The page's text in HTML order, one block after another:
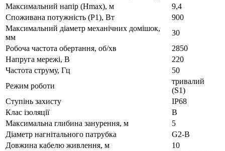
Максимальний напір (Нmax), м
9,4
Споживана потужність (Р1), Вт
900
Максимальний діаметр механічних домішок,
мм
30
Робоча частота обертання, об/хв
2850
Напруга мережі, В
220
Частота струму, Гц
50
Режим роботи
тривалий
(S1)
Ступінь захисту
IP68
Клас ізоляції
В
Максимальна глибина занурення, м
5
Діаметр нагнітального патрубка
G2-B
Довжина кабелю живлення, м
10